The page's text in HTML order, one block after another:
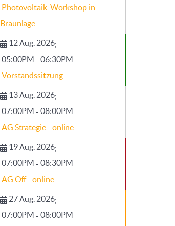
Photovoltaik-Workshop in
Braunlage
12 Aug. 2026;
05:00PM - 06:30PM
Vorstandssitzung
13 Aug. 2026;
07:00PM - 08:00PM
AG Strategie - online
19 Aug. 2026;
07:00PM - 08:30PM
AG Öff - online
27 Aug. 2026;
07:00PM - 08:00PM